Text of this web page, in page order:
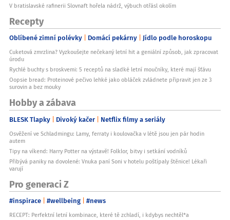
V bratislavské rafinerii Slovnaft hořela nádrž, výbuch otřásl okolím
Recepty
Oblíbené zimní polévky Domácí pekárny Jídlo podle horoskopu
Cuketová zmrzlina? Vyzkoušejte nečekaný letní hit a geniální způsob, jak zpracovat
úrodu
Rychlé buchty s broskvemi: 5 receptů na sladké letní moučníky, které mají šťávu
Oopsie bread: Proteinové pečivo lehké jako obláček zvládnete připravit jen ze 3
surovin a bez mouky
Hobby a zábava
BLESK Tlapky Divoký kačer Netflix filmy a seriály
Osvěžení ve Schladmingu: Lamy, ferraty i koulovačka v létě jsou jen pár hodin
autem
Tipy na víkend: Harry Potter na výstavě! Folklor, bitvy i setkání vodníků
Přibývá paniky na dovolené: Vnuka paní Soni v hotelu poštípaly štěnice! Lékaři
varují
Pro generaci Z
#inspirace #wellbeing #news
RECEPT: Perfektní letní kombinace, které tě zchladí, i kdybys nechtěl*a